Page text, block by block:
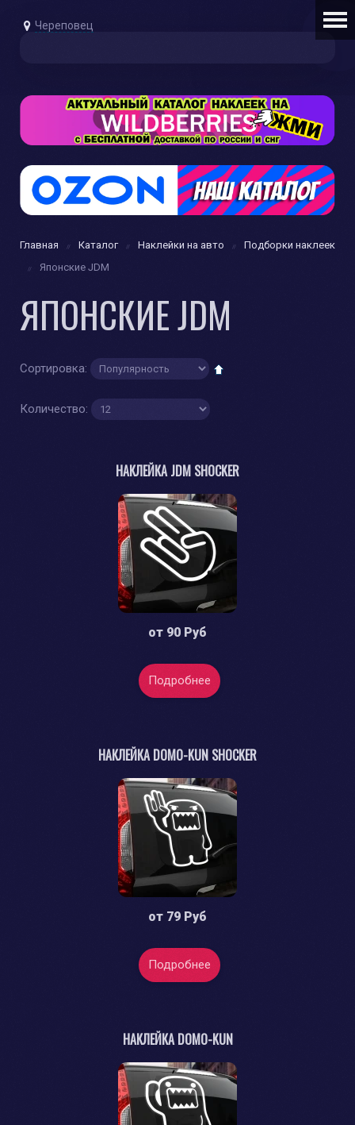
Череповец
Главная Каталог Наклейки на авто
Подборки наклеек
Японские JDM
ЯПОНСКИЕ JDM
Сортировка:
Количество:
НАКЛЕЙКА JDM SHOCKER
от 90 Руб
Подробнее
НАКЛЕЙКА DOMO-KUN SHOCKER
от 79 Руб
Подробнее
НАКЛЕЙКА DOMO-KUN